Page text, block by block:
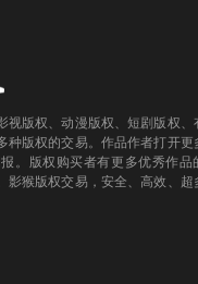
视版权、动漫版权、短剧版权、
种版权的交易。作品作者打开更
。版权购买者有更多优秀作品
影猴版权交易，安全、高效、超